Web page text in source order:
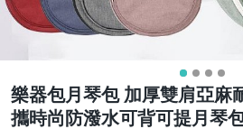
樂器包月琴包 加厚雙肩亞麻
攜時尚防潑水可背可提月琴